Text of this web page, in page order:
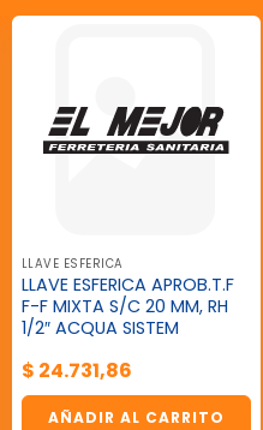
LLAVE ESFERICA
LLAVE ESFERICA APROB.T.F
F-F MIXTA S/C 20 MM, RH
1/2″ ACQUA SISTEM
$ 24.731,86
AÑADIR AL CARRITO